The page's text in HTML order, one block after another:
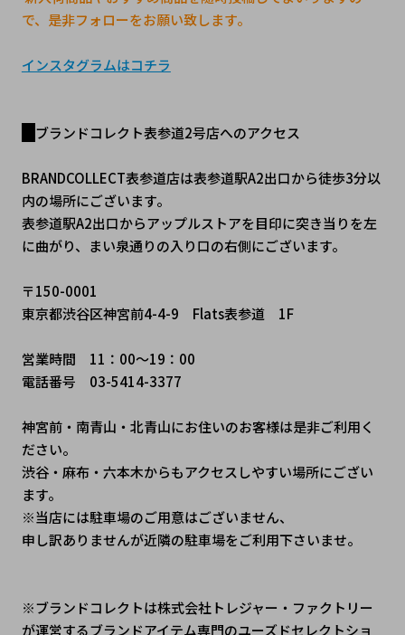
で、是非フォローをお願い致します。
インスタグラムはコチラ
ブランドコレクト表参道2号店へのアクセス
BRANDCOLLECT表参道店は表参道駅A2出口から徒歩3分以
内の場所にございます。
表参道駅A2出口からアップルストアを目印に突き当りを左
に曲がり、まい泉通りの入り口の右側にございます。
〒150-0001
東京都渋谷区神宮前4-4-9　Flats表参道　1F
営業時間　11：00～19：00
電話番号　03-5414-3377
神宮前・南青山・北青山にお住いのお客様は是非ご利用く
ださい。
渋谷・麻布・六本木からもアクセスしやすい場所にござい
ます。
※当店には駐車場のご用意はございません、
申し訳ありませんが近隣の駐車場をご利用下さいませ。
※ブランドコレクトは株式会社トレジャー・ファクトリー
が運営するブランドアイテム専門のユーズドセレクトショ